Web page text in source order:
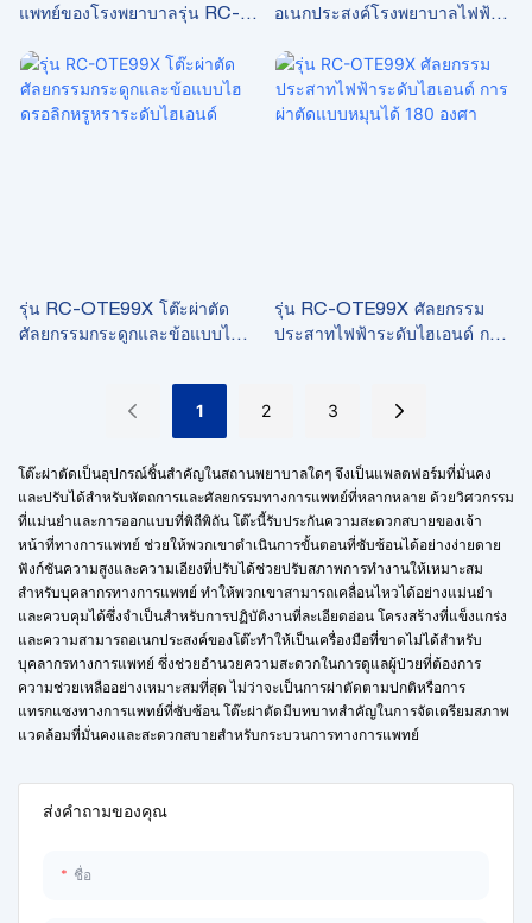
ส่งคำถามของคุณ
ชื่อ
แพทย์ของโรงพยาบาลรุ่น RC-
สันหลัง
อเนกประสงค์โรงพยาบาลไฟฟ้า
รุ่น RC-OTE99X โต๊ะผ่าตัด
ศัลยกรรมกระดูกและข้อแบบไฮ
รุ่น RC-OTE99X ศัลยกรรม
ประสาทไฟฟ้าระดับไฮเอนด์ การ
1 2 3
โต๊ะผ่าตัดเป็นอุปกรณ์ชิ้นสำคัญในสถานพยาบาลใดๆ จึงเป็นแพลตฟอร์มที่มั่นคง
และปรับได้สำหรับหัตถการและศัลยกรรมทางการแพทย์ที่หลากหลาย ด้วยวิศวกรรม
ที่แม่นยำและการออกแบบที่พิถีพิถัน โต๊ะนี้รับประกันความสะดวกสบายของเจ้า
หน้าที่ทางการแพทย์ ช่วยให้พวกเขาดำเนินการขั้นตอนที่ซับซ้อนได้อย่างง่ายดาย
ฟังก์ชันความสูงและความเอียงที่ปรับได้ช่วยปรับสภาพการทำงานให้เหมาะสม
สำหรับบุคลากรทางการแพทย์ ทำให้พวกเขาสามารถเคลื่อนไหวได้อย่างแม่นยำ
และควบคุมได้ซึ่งจำเป็นสำหรับการปฏิบัติงานที่ละเอียดอ่อน โครงสร้างที่แข็งแกร่ง
และความสามารถอเนกประสงค์ของโต๊ะทำให้เป็นเครื่องมือที่ขาดไม่ได้สำหรับ
บุคลากรทางการแพทย์ ซึ่งช่วยอำนวยความสะดวกในการดูแลผู้ป่วยที่ต้องการ
ความช่วยเหลืออย่างเหมาะสมที่สุด ไม่ว่าจะเป็นการผ่าตัดตามปกติหรือการ
แทรกแซงทางการแพทย์ที่ซับซ้อน โต๊ะผ่าตัดมีบทบาทสำคัญในการจัดเตรียมสภาพ
แวดล้อมที่มั่นคงและสะดวกสบายสำหรับกระบวนการทางการแพทย์